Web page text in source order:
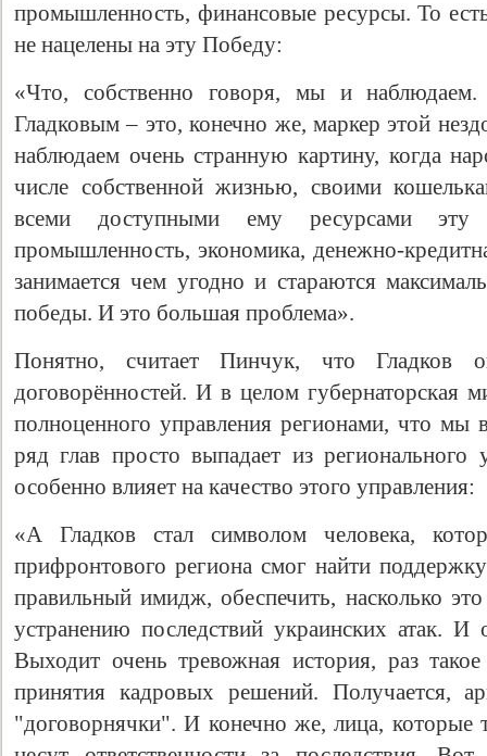
промышленность, финансовые ресурсы. То
не нацелены на эту Победу:
«Что, собственно говоря, мы и
Гладковым – это, конечно же, маркер этой
наблюдаем очень странную картину, когда
числе собственной жизнью, своими
всеми доступными ему ресурсами эту
промышленность, экономика, денежно-
занимается чем угодно и стараются
победы. И это большая проблема».
Понятно, считает Пинчук, что Гладков
договорённостей. И в целом губернаторская
полноценного управления регионами, что мы
ряд глав просто выпадает из
особенно влияет на качество этого управления:
«А Гладков стал символом человека,
прифронтового региона смог найти
правильный имидж, обеспечить, насколько
устранению последствий украинских атак. И
Выходит очень тревожная история, раз
принятия кадровых решений. Получается,
"договорнячки". И конечно же, лица, которые